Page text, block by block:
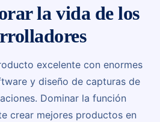
la vida de los
excelente con enormes
y diseño de capturas de
Dominar la función
crear mejores productos en